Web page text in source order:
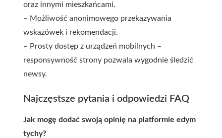
oraz innymi mieszkańcami.
– Możliwość anonimowego przekazywania
wskazówek i rekomendacji.
– Prosty dostęp z urządzeń mobilnych –
responsywność strony pozwala wygodnie śledzić
newsy.
Najczęstsze pytania i odpowiedzi FAQ
Jak mogę dodać swoją opinię na platformie edym
tychy?